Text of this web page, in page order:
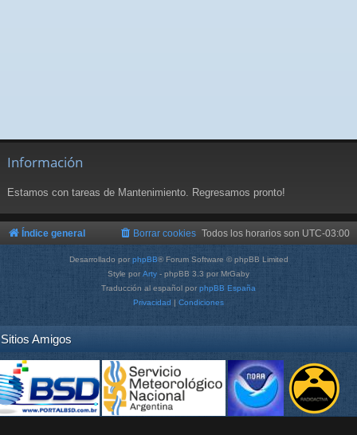
Información
Estamos con tareas de Mantenimiento. Regresamos pronto!
Índice general Todos los horarios son UTC-03:00
Borrar cookies
Desarrollado por phpBB® Forum Software © phpBB Limited
Style por Arty - phpBB 3.3 por MrGaby
Traducción al español por phpBB España
Privacidad | Condiciones
Sitios Amigos